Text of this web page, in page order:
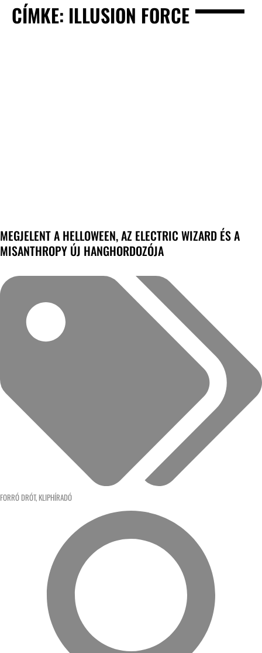
CÍMKE: ILLUSION FORCE
MEGJELENT A HELLOWEEN, AZ ELECTRIC WIZARD ÉS A
MISANTHROPY ÚJ HANGHORDOZÓJA
FORRÓ DRÓT, KLIPHÍRADÓ